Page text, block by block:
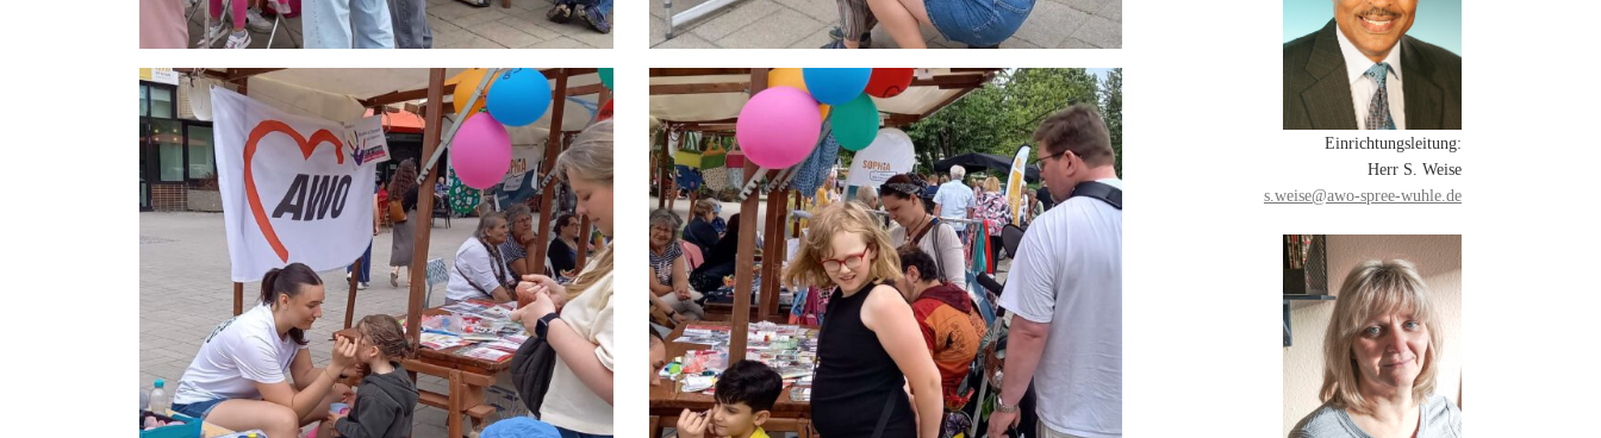
Einrichtungsleitung:
Herr S. Weise
s.weise@awo-spree-wuhle.de